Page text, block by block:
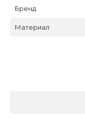
Бренд
Материал